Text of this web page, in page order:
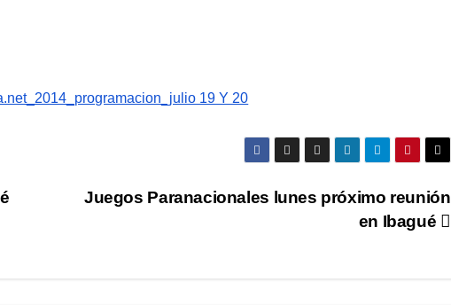
19 Y 20
Juegos Paranacionales lunes próximo reunión
en Ibagué